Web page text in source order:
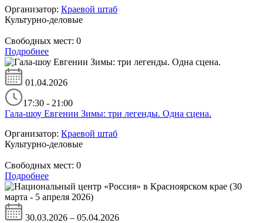
Организатор: Краевой штаб
Культурно-деловые
Свободных мест: 0
Подробнее
01.04.2026
17:30 - 21:00
Гала-шоу Евгении Зимы: три легенды. Одна сцена.
Организатор: Краевой штаб
Культурно-деловые
Свободных мест: 0
Подробнее
30.03.2026 – 05.04.2026